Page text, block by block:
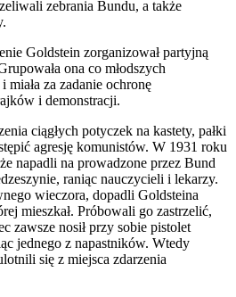
zebrania Bundu, a także
Goldstein zorganizował partyjną
ona co młodszych
za zadanie ochronę
i demonstracji.
ciągłych potyczek na kastety, pałki
agresję komunistów. W 1931 roku
napadli na prowadzone przez Bund
raniąc nauczycieli i lekarzy.
wieczora, dopadli Goldsteina
mieszkał. Próbowali go zastrzelić,
zawsze nosił przy sobie pistolet
jednego z napastników. Wtedy
się z miejsca zdarzenia